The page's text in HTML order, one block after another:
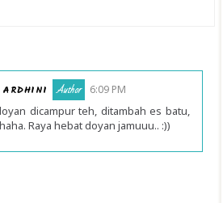
6:09 PM
dicampur teh, ditambah es batu,
Raya hebat doyan jamuuu.. :))